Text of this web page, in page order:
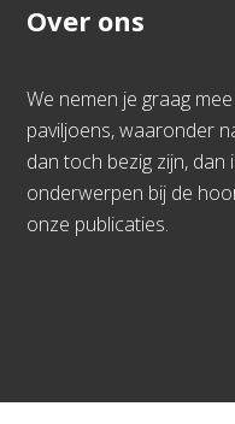
Over ons
We nemen je graag
paviljoens, waaronder
dan toch bezig zijn,
onderwerpen bij de
onze publicaties.